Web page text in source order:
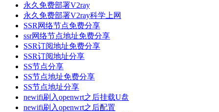
永久免费部署V2ray
永久免费部署V2ray科学上网
SSR网络节点免费分享
ssr网络节点地址免费分享
SSR订阅地址免费分享
SSR订阅地址分享
SS节点分享
SS节点地址免费分享
SS节点地址分享
newifi刷入openwrt之后挂载U盘
newifi刷入openwrt之后配置